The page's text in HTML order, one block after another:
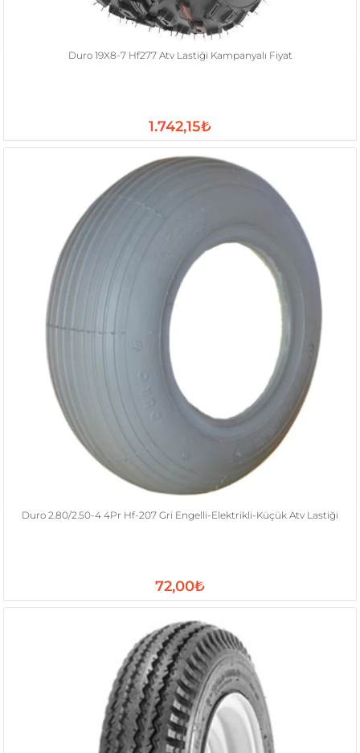
Duro 19X8-7 Hf277 Atv Lastiği Kampanyalı Fiyat
1.742,15₺
Duro 2.80/2.50-4 4Pr Hf-207 Gri Engelli-Elektrikli-Küçük Atv Lastiği
72,00₺